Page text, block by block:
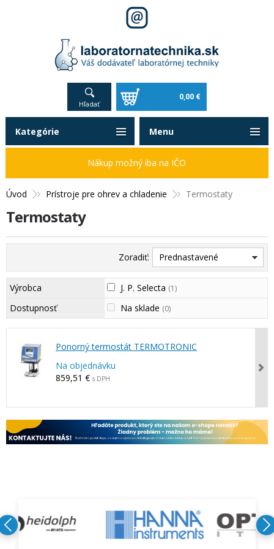
Hľadať
0,00 €
Úvod Prístroje pre ohrev a chladenie Termostaty
Termostaty
Zoradiť: Prednastavené
Výrobca J. P. Selecta (1)
Dostupnosť Na sklade (0)
Ponorný termostát TERMOTRONIC
Na objednávku
859,51 € s DPH
Kategórie
Nákup možný iba na IČO
Menu